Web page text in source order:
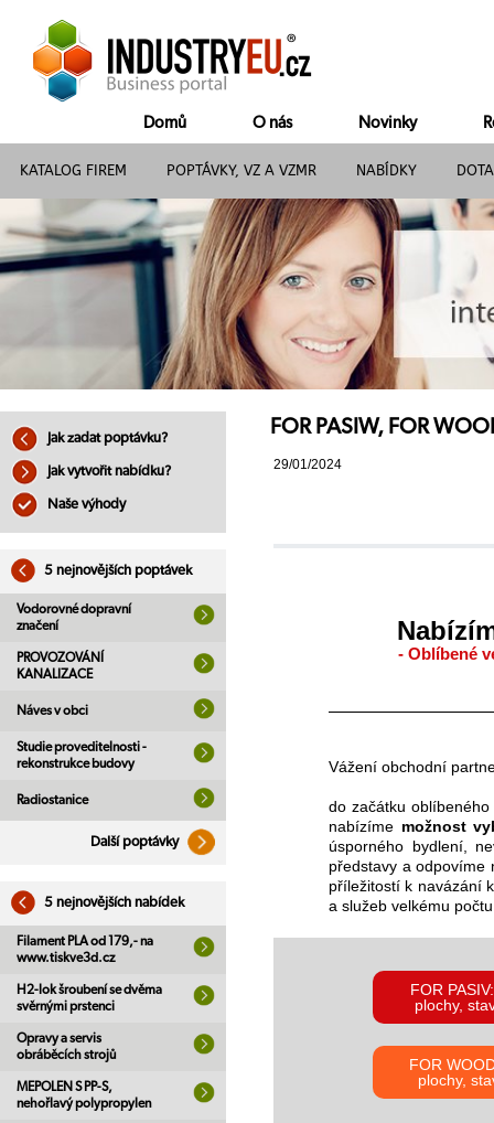
Domů O nás Novinky
KATALOG FIREM POPTÁVKY, VZ A VZMR NABÍDKY
Jak zadat poptávku?
Jak vytvořit nabídku?
Naše výhody
5 nejnovějších poptávek
Vodorovné dopravní
značení
PROVOZOVÁNÍ
KANALIZACE
Náves v obci
Studie proveditelnosti -
rekonstrukce budovy
Radiostanice
Další poptávky
5 nejnovějších nabídek
Filament PLA od 179,- na
www.tiskve3d.cz
H2-lok šroubení se dvěma
svěrnými prstenci
Opravy a servis
obráběcích strojů
MEPOLEN S PP-S,
nehořlavý polypropylen
FOR PASIW, FOR
29/01/2024
- Oblíbené
Vážení obchodní
do začátku
nabízíme možnost
úsporného bydlení,
představy a odpovíme
příležitostí k navázání
a služeb velkému
FOR
plochy,
FOR
plochy,